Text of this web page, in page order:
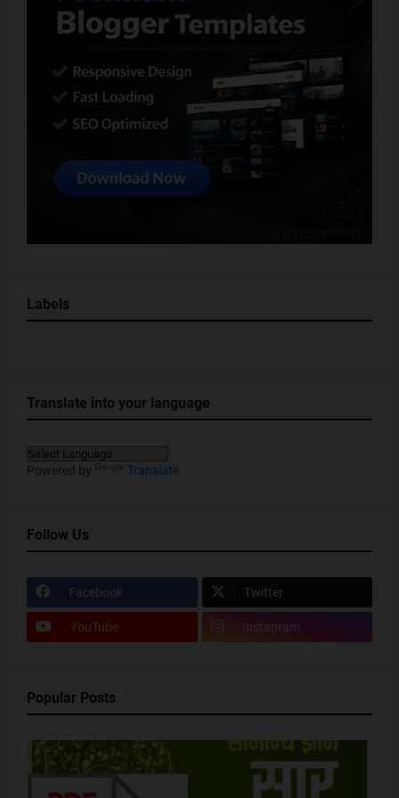
Labels
Translate into your language
Powered by Translate
Follow Us
Facebook Twitter
YouTube Instagram
Popular Posts